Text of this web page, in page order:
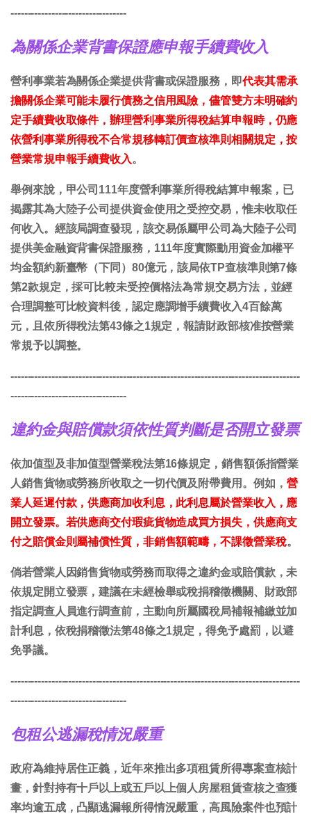
----------------------------------
為關係企業背書保證應申報手續費收入
營利事業若為關係企業提供背書或保證服務，即代表其需承
擔關係企業可能未履行債務之信用風險，儘管雙方未明確約
定手續費收取條件，辦理營利事業所得稅結算申報時，仍應
依營利事業所得稅不合常規移轉訂價查核準則相關規定，按
營業常規申報手續費收入 。
舉例來說，甲公司111年度營利事業所得稅結算申報案，已
揭露其為大陸子公司提供資金使用之受控交易，惟未收取任
何收入。經該局調查發現，該交易係屬甲公司為大陸子公司
提供美金融資背書保證服務，111年度實際動用資金加權平
均金額約新臺幣（下同）80億元，該局依TP查核準則第7條
第2款規定，採可比較未受控價格法為常規交易方法，並經
合理調整可比較資料後，認定應調增手續費收入4百餘萬
元，且依所得稅法第43條之1規定，報請財政部核准按營業
常規予以調整。
-------------------------------------------------------------------------------------
----------------------------------
違約金與賠償款須依性質判斷是否開立發票
依加值型及非加值型營業稅法第16條規定，銷售額係指營業
人銷售貨物或勞務所收取之一切代價及附帶費用。例如， 營
業人延遲付款，供應商加收利息，此利息屬於營業收入，應
開立發票。若供應商交付瑕疵貨物造成買方損失，供應商支
付之賠償金則屬補償性質，非銷售額範疇，不課徵營業稅。
倘若營業人因銷售貨物或勞務而取得之違約金或賠償款，未
依規定開立發票，建議在未經檢舉或稅捐稽徵機關、財政部
指定調查人員進行調查前，主動向所屬國稅局補報補繳並加
計利息，依稅捐稽徵法第48條之1規定，得免予處罰，以避
免爭議。
-------------------------------------------------------------------------------------
----------------------------------
包租公逃漏稅情況嚴重
政府為維持居住正義，近年來推出多項租賃所得專案查核計
畫，針對持有十戶以上或五戶以上個人房屋租賃查核之查獲
率均逾五成，凸顯逃漏報所得情況嚴重，高風險案件也預計